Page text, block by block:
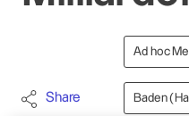
Share
Ad hoc
Baden